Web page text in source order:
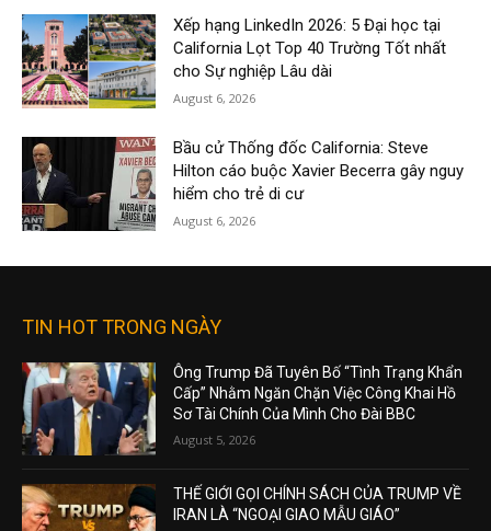
Xếp hạng LinkedIn 2026: 5 Đại học tại
California Lọt Top 40 Trường Tốt nhất
cho Sự nghiệp Lâu dài
August 6, 2026
Bầu cử Thống đốc California: Steve
Hilton cáo buộc Xavier Becerra gây nguy
hiểm cho trẻ di cư
August 6, 2026
TIN HOT TRONG NGÀY
Ông Trump Đã Tuyên Bố “Tình Trạng Khẩn
Cấp” Nhằm Ngăn Chặn Việc Công Khai Hồ
Sơ Tài Chính Của Mình Cho Đài BBC
August 5, 2026
THẾ GIỚI GỌI CHÍNH SÁCH CỦA TRUMP VỀ
IRAN LÀ “NGOẠI GIAO MẪU GIÁO”